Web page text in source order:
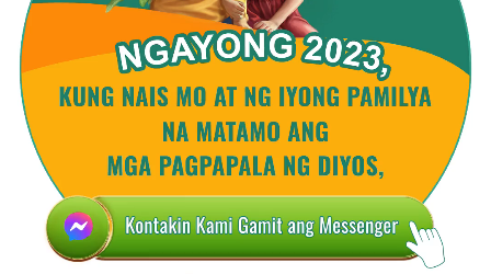
Ito'y mas totoo sa Kapanahunan ng Kaharian.
III
Sa kapanahunang ito,
pangunahing ginagamit ng Diyos ang salita
para pamahalaan ang lahat.
Ang mga tao ay hinatulan at pinerpekto,